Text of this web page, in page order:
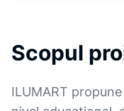
Scopul
ILUMART